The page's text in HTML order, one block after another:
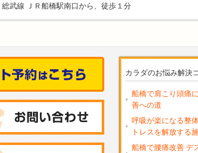
総武線 ＪＲ船橋駅南口から、徒歩１分
カラダのお悩み解決
船橋で肩こり頭痛
善への道
呼吸が楽になる整
トレスを解放する
船橋で腰痛改善 デ